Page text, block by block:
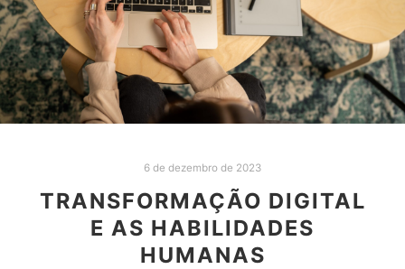
6 de dezembro de 2023
TRANSFORMAÇÃO DIGITAL
E AS HABILIDADES
HUMANAS